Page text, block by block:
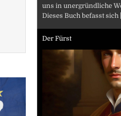
uns in unergründliche
Dieses Buch befasst sich
Der Fürst